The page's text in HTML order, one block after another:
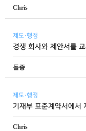
Chris
제도·행정
경쟁 회사와 제안서를
돌종
제도·행정
기재부 표준계약서에서
Chris